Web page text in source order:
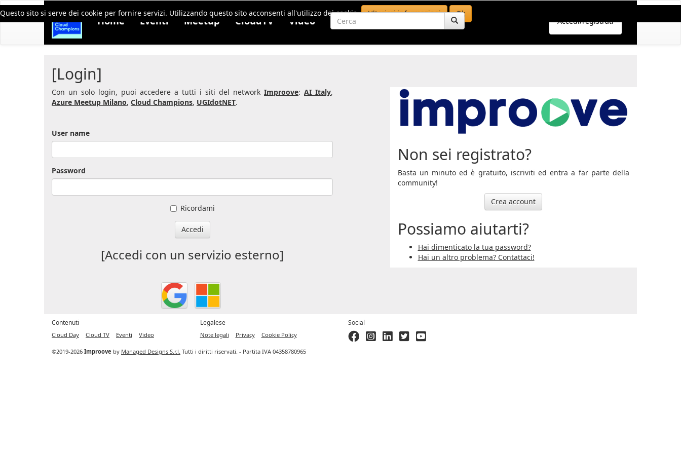
Questo sito si serve dei cookie per fornire servizi. Utilizzando questo sito acconsenti all'utilizzo dei cookie. Ulteriori informazioni Ok
Home Eventi Meetup CloudTV Video Accedi/registrati
[Login]
Con un solo login, puoi accedere a tutti i siti del network Improove: AI Italy,
Azure Meetup Milano, Cloud Champions, UGIdotNET.
User name
Password
Ricordami
Accedi
[Accedi con un servizio esterno]
Non sei registrato?
Basta un minuto ed è gratuito, iscriviti ed entra a far parte della
community!
Crea account
Possiamo aiutarti?
Hai dimenticato la tua password?
Hai un altro problema? Contattaci!
Contenuti
Cloud Day Cloud TV Eventi Video
Legalese
Note legali Privacy Cookie Policy
Social
©2019-2026 Improove by Managed Designs S.r.l. Tutti i diritti riservati. - Partita IVA 04358780965